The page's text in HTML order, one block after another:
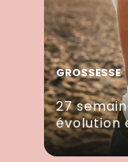
GROSSESSE
27
évolution